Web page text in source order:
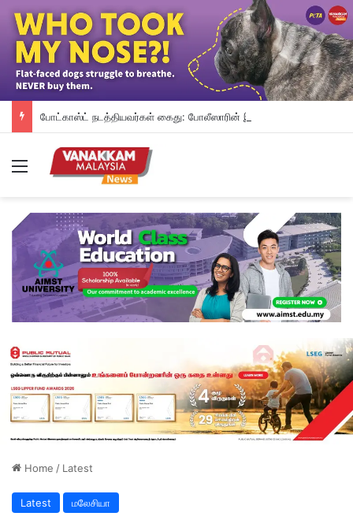
Menu
Home / Latest
Latest மலேசியா